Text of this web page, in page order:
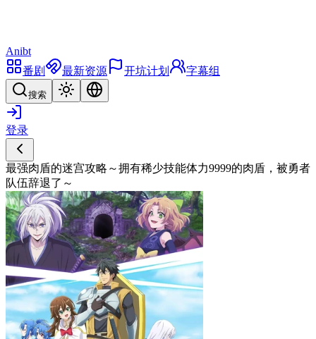
Anibt
番剧
最新资源 开坑计划 字幕组
搜索
登录
最强肉盾的迷宫攻略～拥有稀少技能体力9999的肉盾，被勇者
队伍辞退了～